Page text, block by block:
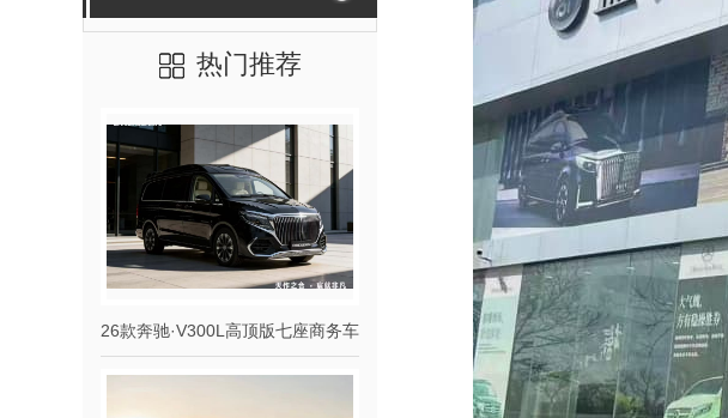
热门推荐
26款奔驰·V300L高顶版七座商务车